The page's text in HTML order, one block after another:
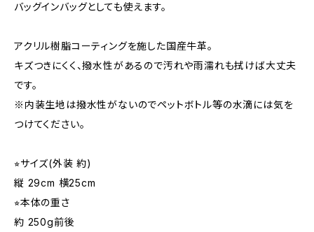
バッグインバッグとしても使えます。
アクリル樹脂コーティングを施した国産牛革。
キズつきにくく、撥水性があるので汚れや雨濡れも拭けば大丈夫
です。
※内装生地は撥水性がないのでペットボトル等の水滴には気を
つけてください。
⭐︎サイズ(外装 約)
縦 29cm 横25cm
⭐︎本体の重さ
約 250g前後